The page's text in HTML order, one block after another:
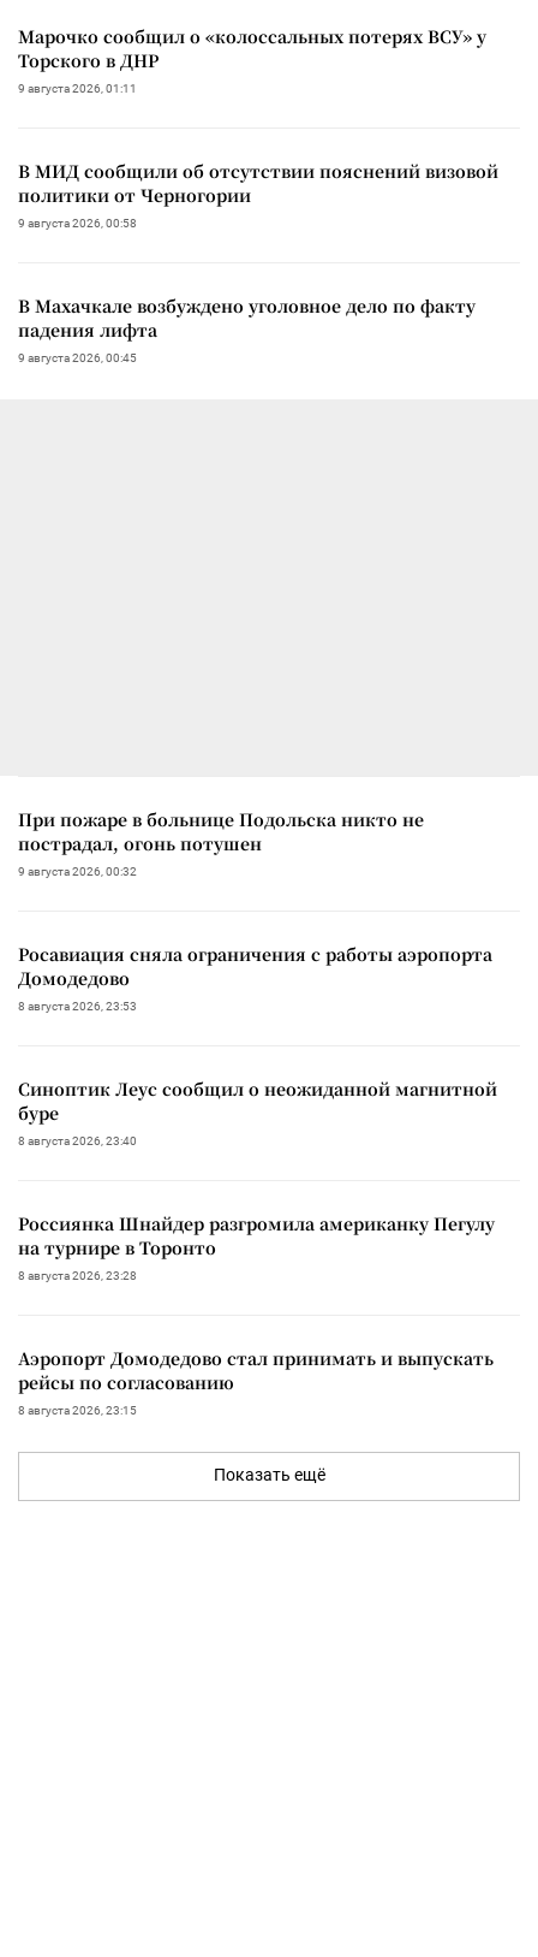
Марочко сообщил о «колоссальных потерях ВСУ» у
Торского в ДНР
9 августа 2026, 01:11
В МИД сообщили об отсутствии пояснений визовой
политики от Черногории
9 августа 2026, 00:58
В Махачкале возбуждено уголовное дело по факту
падения лифта
9 августа 2026, 00:45
При пожаре в больнице Подольска никто не
пострадал, огонь потушен
9 августа 2026, 00:32
Росавиация сняла ограничения с работы аэропорта
Домодедово
8 августа 2026, 23:53
Синоптик Леус сообщил о неожиданной магнитной
буре
8 августа 2026, 23:40
Россиянка Шнайдер разгромила американку Пегулу
на турнире в Торонто
8 августа 2026, 23:28
Аэропорт Домодедово стал принимать и выпускать
рейсы по согласованию
8 августа 2026, 23:15
Показать ещё